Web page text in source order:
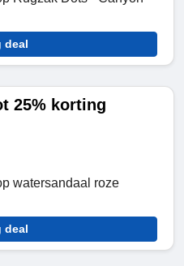
deal
25% korting
watersandaal roze
deal